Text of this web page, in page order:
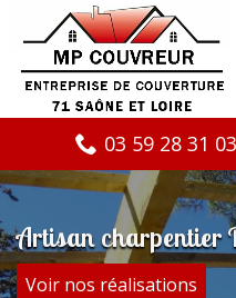
03 59 28 31 03
Artisan charpentier
Voir nos réalisations